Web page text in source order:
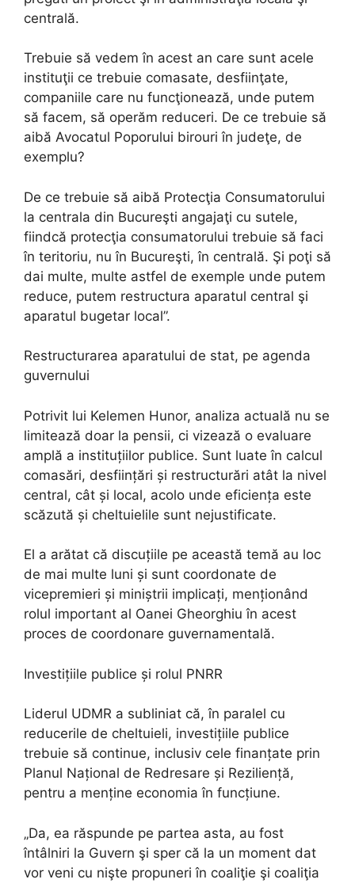
centrală.
Trebuie să vedem în acest an care sunt acele
instituţii ce trebuie comasate, desfiinţate,
companiile care nu funcţionează, unde putem
să facem, să operăm reduceri. De ce trebuie să
aibă Avocatul Poporului birouri în judeţe, de
exemplu?
De ce trebuie să aibă Protecţia Consumatorului
la centrala din Bucureşti angajaţi cu sutele,
fiindcă protecţia consumatorului trebuie să faci
în teritoriu, nu în Bucureşti, în centrală. Şi poţi să
dai multe, multe astfel de exemple unde putem
reduce, putem restructura aparatul central şi
aparatul bugetar local”.
Restructurarea aparatului de stat, pe agenda
guvernului
Potrivit lui Kelemen Hunor, analiza actuală nu se
limitează doar la pensii, ci vizează o evaluare
amplă a instituțiilor publice. Sunt luate în calcul
comasări, desființări și restructurări atât la nivel
central, cât și local, acolo unde eficiența este
scăzută și cheltuielile sunt nejustificate.
El a arătat că discuțiile pe această temă au loc
de mai multe luni și sunt coordonate de
vicepremieri și miniștrii implicați, menționând
rolul important al Oanei Gheorghiu în acest
proces de coordonare guvernamentală.
Investițiile publice și rolul PNRR
Liderul UDMR a subliniat că, în paralel cu
reducerile de cheltuieli, investițiile publice
trebuie să continue, inclusiv cele finanțate prin
Planul Național de Redresare și Reziliență,
pentru a menține economia în funcțiune.
„Da, ea răspunde pe partea asta, au fost
întâlniri la Guvern şi sper că la un moment dat
vor veni cu nişte propuneri în coaliţie şi coaliţia